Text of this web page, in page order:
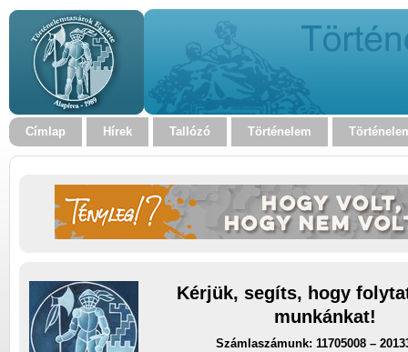
Címlap Hírek Tallózó Történelem
Kérjük, segíts, hogy
munkánkat!
Számlaszámunk: 11705008 –